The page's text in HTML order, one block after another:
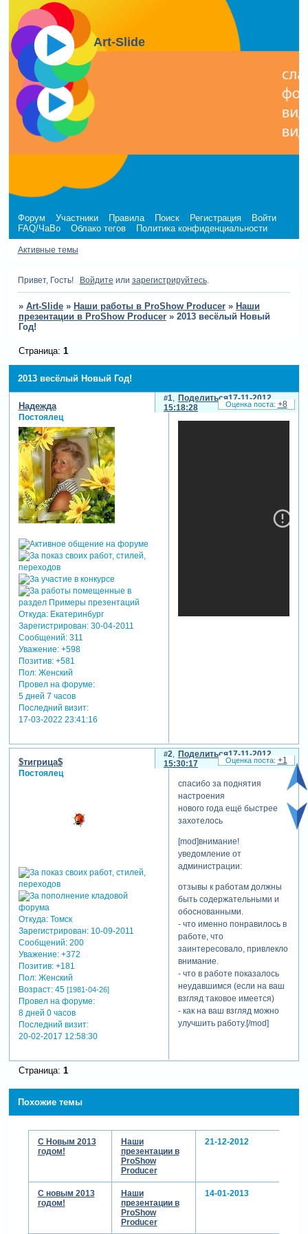
Art-Slide
Форум Участники Правила Поиск Регистрация
Войти
FAQ/ЧаВо
Облако тегов Политика конфиденциальности
Активные темы
Привет, Гость! Войдите или зарегистрируйтесь.
» Art-Slide » Наши работы в ProShow Producer » Наши
презентации в ProShow Producer » 2013 весёлый Новый
Год!
2013 весёлый Новый Год!
Страница: 1
Поделиться
1
17-11-2012
15:18:28
Надежда
Постоялец
Откуда:Екатеринбург
Зарегистрирован: 30-04-2011
Сообщений:311
Уважение: +598
Позитив: +581
Пол:Женский
Провел на форуме:
5 дней 7 часов
Последний визит:
17-03-2022 23:41:16
+8
Поделиться
2
17-11-2012
15:30:17
$тигрица$
Постоялец
Откуда:Томск
Зарегистрирован: 10-09-2011
Сообщений:200
Уважение: +372
Позитив: +181
Пол:Женский
Возраст:45 [1981-04-26]
Провел на форуме:
8 дней 0 часов
Последний визит:
20-02-2017 12:58:30
спасибо за поднятия
настроения
нового года ещё быстрее
захотелось
[mod]внимание!
уведомление от
администрации:
отзывы к работам должны
быть содержательными и
обоснованными.
- что именно понравилось в
работе, что
заинтересовало, привлекло
внимание.
- что в работе показалось
неудавшимся (если на ваш
взгляд таковое имеется)
- как на ваш взгляд можно
улучшить работу.[/mod]
+1
Страница: 1
Похожие темы
С Новым 2013
годом!
Наши
презентации в
ProShow
Producer
21-12-2012
C новым 2013
годом!
Наши
презентации в
ProShow
Producer
14-01-2013